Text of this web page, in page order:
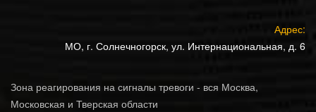
Адрес:
МО, г. Солнечногорск, ул. Интернациональная, д. 6
Зона реагирования на сигналы тревоги - вся Москва,
Московская и Тверская области